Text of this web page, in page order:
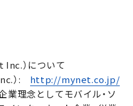
）について
）: http://mynet.co.jp/
業理念としてモバイル・ソ